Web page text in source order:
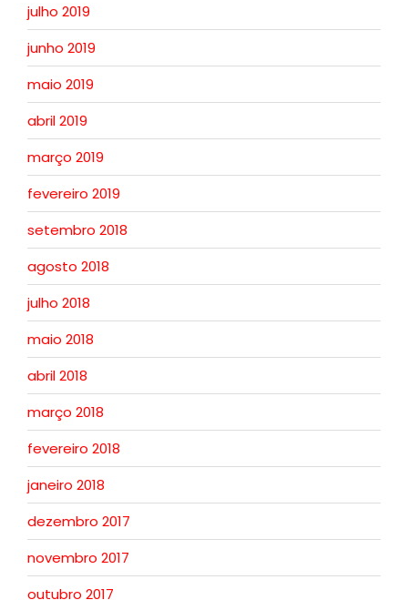
julho 2019
junho 2019
maio 2019
abril 2019
março 2019
fevereiro 2019
setembro 2018
agosto 2018
julho 2018
maio 2018
abril 2018
março 2018
fevereiro 2018
janeiro 2018
dezembro 2017
novembro 2017
outubro 2017